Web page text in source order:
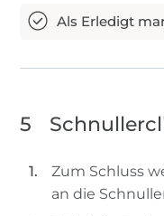
5
Zum Schluss
an die